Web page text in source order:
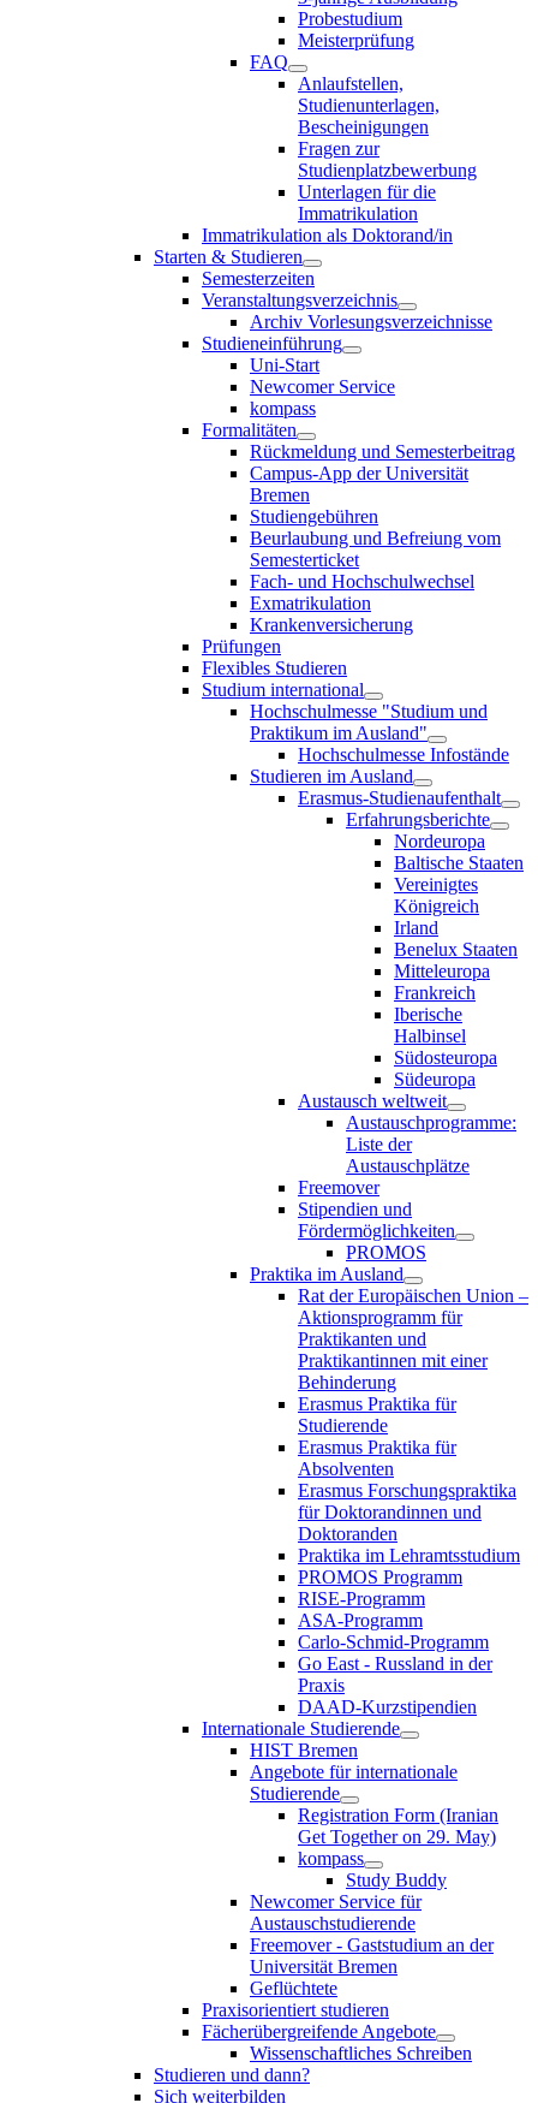
Probestudium
Meisterprüfung
FAQ
Anlaufstellen,
Studienunterlagen,
Bescheinigungen
Fragen zur
Studienplatzbewerbung
Unterlagen für die
Immatrikulation
Immatrikulation als Doktorand/in
Starten & Studieren
Semesterzeiten
Veranstaltungsverzeichnis
Archiv Vorlesungsverzeichnisse
Studieneinführung
Uni-Start
Newcomer Service
kompass
Formalitäten
Rückmeldung und Semesterbeitrag
Campus-App der Universität
Bremen
Studiengebühren
Beurlaubung und Befreiung vom
Semesterticket
Fach- und Hochschulwechsel
Exmatrikulation
Krankenversicherung
Prüfungen
Flexibles Studieren
Studium international
Hochschulmesse "Studium und
Praktikum im Ausland"
Hochschulmesse Infostände
Studieren im Ausland
Erasmus-Studienaufenthalt
Erfahrungsberichte
Nordeuropa
Baltische Staaten
Vereinigtes
Königreich
Irland
Benelux Staaten
Mitteleuropa
Frankreich
Iberische
Halbinsel
Südosteuropa
Südeuropa
Austausch weltweit
Austauschprogramme:
Liste der
Austauschplätze
Freemover
Stipendien und
Fördermöglichkeiten
PROMOS
Praktika im Ausland
Rat der Europäischen Union –
Aktionsprogramm für
Praktikanten und
Praktikantinnen mit einer
Behinderung
Erasmus Praktika für
Studierende
Erasmus Praktika für
Absolventen
Erasmus Forschungspraktika
für Doktorandinnen und
Doktoranden
Praktika im Lehramtsstudium
PROMOS Programm
RISE-Programm
ASA-Programm
Carlo-Schmid-Programm
Go East - Russland in der
Praxis
DAAD-Kurzstipendien
Internationale Studierende
HIST Bremen
Angebote für internationale
Studierende
Registration Form (Iranian
Get Together on 29. May)
kompass
Study Buddy
Newcomer Service für
Austauschstudierende
Freemover - Gaststudium an der
Universität Bremen
Geflüchtete
Praxisorientiert studieren
Fächerübergreifende Angebote
Wissenschaftliches Schreiben
Studieren und dann?
Sich weiterbilden